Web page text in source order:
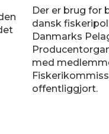
Der er brug for
dansk
Danmarks
med
offentliggjort.